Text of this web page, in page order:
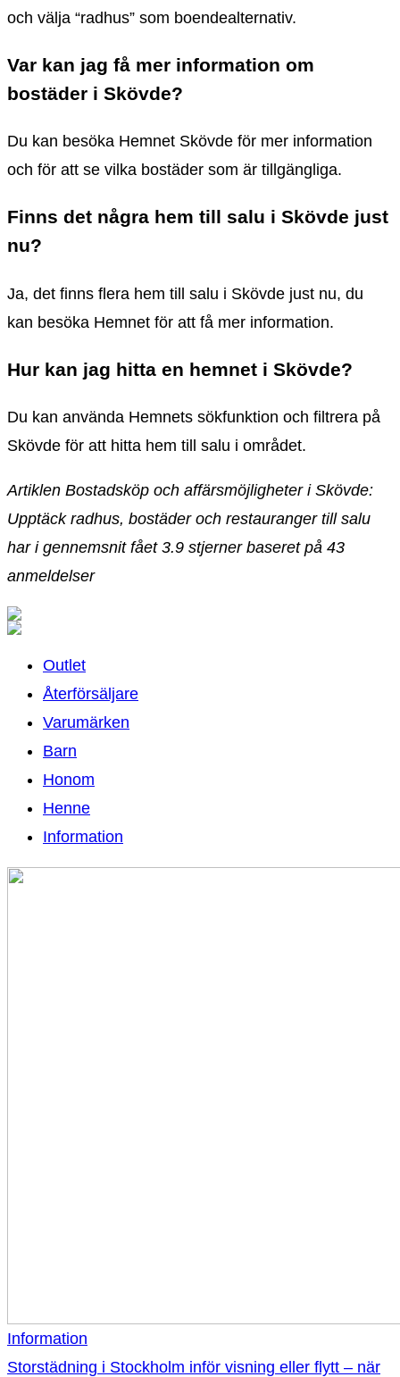
och välja “radhus” som boendealternativ.
Var kan jag få mer information om
bostäder i Skövde?
Du kan besöka Hemnet Skövde för mer information
och för att se vilka bostäder som är tillgängliga.
Finns det några hem till salu i Skövde just
nu?
Ja, det finns flera hem till salu i Skövde just nu, du
kan besöka Hemnet för att få mer information.
Hur kan jag hitta en hemnet i Skövde?
Du kan använda Hemnets sökfunktion och filtrera på
Skövde för att hitta hem till salu i området.
Artiklen Bostadsköp och affärsmöjligheter i Skövde:
Upptäck radhus, bostäder och restauranger till salu
har i gennemsnit fået 3.9 stjerner baseret på 43
anmeldelser
Outlet
Återförsäljare
Varumärken
Barn
Honom
Henne
Information
Information
Storstädning i Stockholm inför visning eller flytt – när